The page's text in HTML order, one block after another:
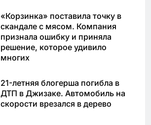
«Корзинка» поставила точку в
скандале с мясом. Компания
признала ошибку и приняла
решение, которое удивило
многих
21-летняя блогерша погибла в
ДТП в Джизаке. Автомобиль на
скорости врезался в дерево